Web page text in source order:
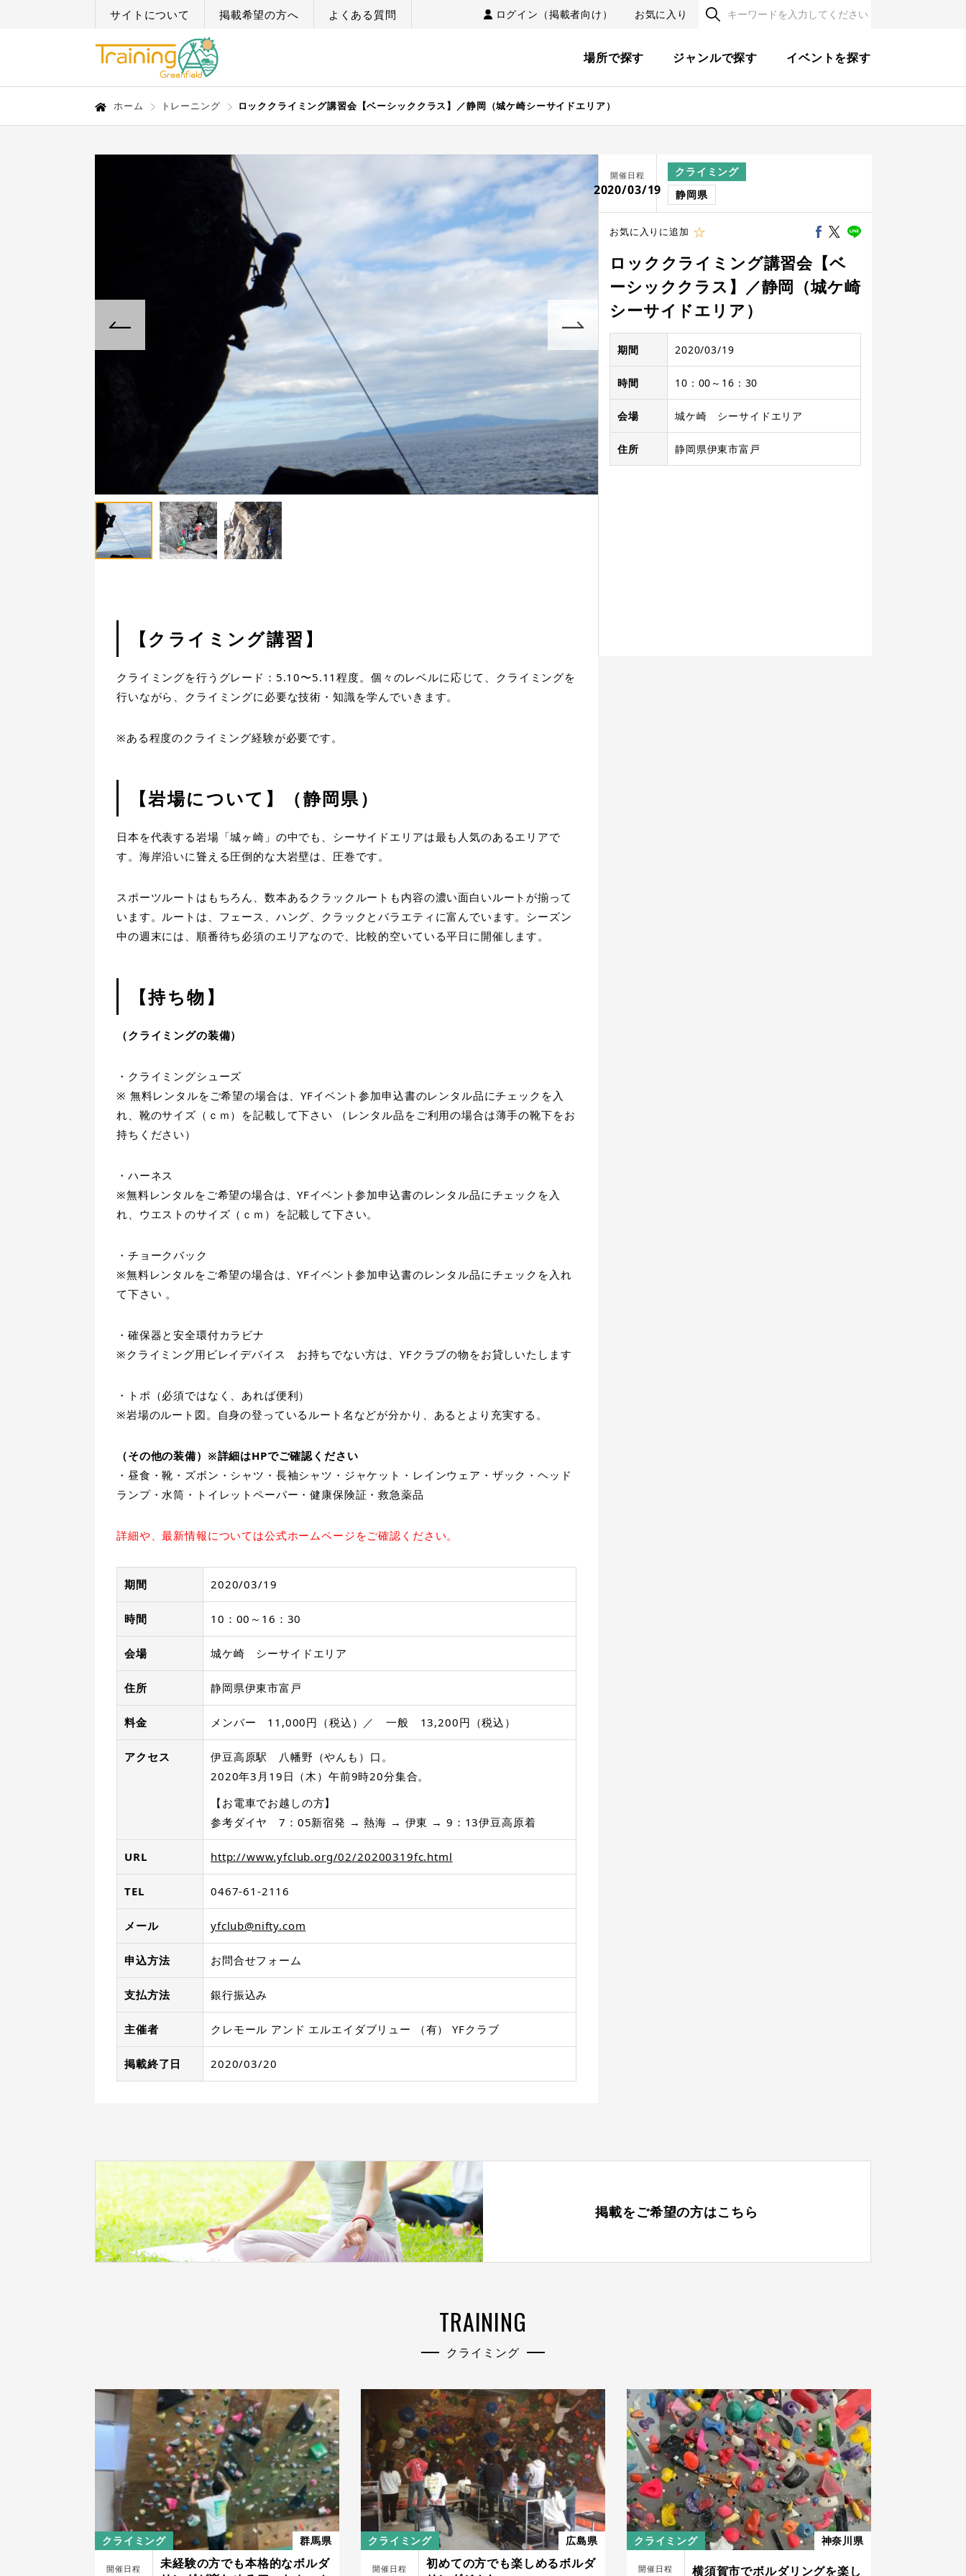
サイトについて 掲載希望の方へ よくある質問 ログイン（掲載者向け） お気に入り
場所で探す ジャンルで探す イベントを探す
ホーム トレーニング ロッククライミング講習会【ベーシッククラス】／静岡（城ケ崎シーサイドエリア）
【クライミング講習】
クライミングを行うグレード：5.10〜5.11程度。個々のレベルに応じて、クライミングを
行いながら、クライミングに必要な技術・知識を学んでいきます。
※ある程度のクライミング経験が必要です。
【岩場について】（静岡県）
日本を代表する岩場「城ヶ崎」の中でも、シーサイドエリアは最も人気のあるエリアで
す。海岸沿いに聳える圧倒的な大岩壁は、圧巻です。
スポーツルートはもちろん、数本あるクラックルートも内容の濃い面白いルートが揃って
います。ルートは、フェース、ハング、クラックとバラエティに富んでいます。シーズン
中の週末には、順番待ち必須のエリアなので、比較的空いている平日に開催します。
【持ち物】
（クライミングの装備）
・クライミングシューズ
※ 無料レンタルをご希望の場合は、YFイベント参加申込書のレンタル品にチェックを入
れ、靴のサイズ（ｃｍ）を記載して下さい （レンタル品をご利用の場合は薄手の靴下をお
持ちください）
・ハーネス
※無料レンタルをご希望の場合は、YFイベント参加申込書のレンタル品にチェックを入
れ、ウエストのサイズ（ｃｍ）を記載して下さい。
・チョークバック
※無料レンタルをご希望の場合は、YFイベント参加申込書のレンタル品にチェックを入れ
て下さい 。
・確保器と安全環付カラビナ
※クライミング用ビレイデバイス お持ちでない方は、YFクラブの物をお貸しいたします
・トポ（必須ではなく、あれば便利）
※岩場のルート図。自身の登っているルート名などが分かり、あるとより充実する。
（その他の装備）※詳細はHPでご確認ください
・昼食・靴・ズボン・シャツ・長袖シャツ・ジャケット・レインウェア・ザック・ヘッド
ランプ・水筒・トイレットペーパー・健康保険証・救急薬品
詳細や、最新情報については公式ホームページをご確認ください。
期間 2020/03/19
時間 10：00～16：30
会場 城ケ崎 シーサイドエリア
住所 静岡県伊東市富戸
料金 メンバー 11,000円（税込）／ 一般 13,200円（税込）
アクセス
伊豆高原駅 八幡野（やんも）口。
2020年3月19日（木）午前9時20分集合。
【お電車でお越しの方】
参考ダイヤ 7：05新宿発 → 熱海 → 伊東 → 9：13伊豆高原着
URL http://www.yfclub.org/02/20200319fc.html
TEL 0467-61-2116
メール yfclub@nifty.com
申込方法 お問合せフォーム
支払方法 銀行振込み
主催者 クレモール アンド エルエイダブリュー （有） YFクラブ
掲載終了日 2020/03/20
開催日程
2020/03/19
クライミング
静岡県
お気に入りに追加
ロッククライミング講習会【ベ
ーシッククラス】／静岡（城ケ崎
シーサイドエリア）
期間 2020/03/19
時間 10：00～16：30
会場 城ケ崎 シーサイドエリア
住所 静岡県伊東市富戸
掲載をご希望の方はこちら
TRAINING
クライミング
クライミング 群馬県
開催日程
未経験の方でも本格的なボルダ
クライミング 広島県
開催日程
初めての方でも楽しめるボルダ
クライミング 神奈川県
開催日程 ​横須賀市でボルダリングを楽し